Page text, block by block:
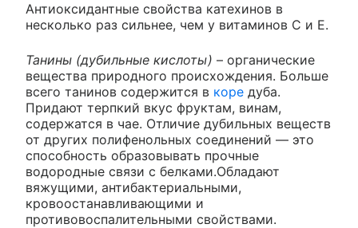
Антиоксидантные свойства катехинов в
несколько раз сильнее, чем у витаминов С и Е.
Танины (дубильные кислоты) – органические
вещества природного происхождения. Больше
всего танинов содержится в коре дуба.
Придают терпкий вкус фруктам, винам,
содержатся в чае. Отличие дубильных веществ
от других полифенольных соединений — это
способность образовывать прочные
водородные связи с белками.Обладают
вяжущими, антибактериальными,
кровоостанавливающими и
противовоспалительными свойствами.